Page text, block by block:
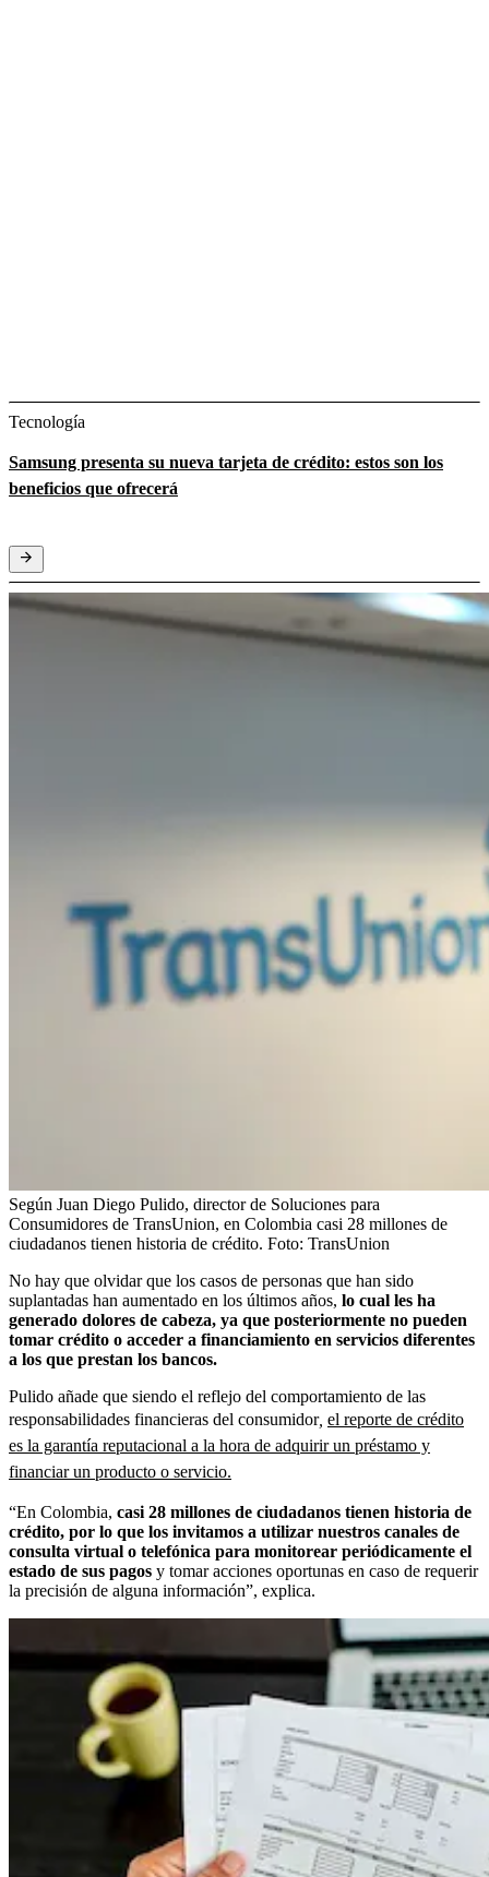
Tecnología
Samsung presenta su nueva tarjeta de crédito: estos son los
beneficios que ofrecerá
Según Juan Diego Pulido, director de Soluciones para
Consumidores de TransUnion, en Colombia casi 28 millones de
ciudadanos tienen historia de crédito. Foto: TransUnion
No hay que olvidar que los casos de personas que han sido
suplantadas han aumentado en los últimos años, lo cual les ha
generado dolores de cabeza, ya que posteriormente no pueden
tomar crédito o acceder a financiamiento en servicios diferentes
a los que prestan los bancos.
Pulido añade que siendo el reflejo del comportamiento de las
responsabilidades financieras del consumidor, el reporte de crédito
es la garantía reputacional a la hora de adquirir un préstamo y
financiar un producto o servicio.
“En Colombia, casi 28 millones de ciudadanos tienen historia de
crédito, por lo que los invitamos a utilizar nuestros canales de
consulta virtual o telefónica para monitorear periódicamente el
estado de sus pagos y tomar acciones oportunas en caso de requerir
la precisión de alguna información”, explica.